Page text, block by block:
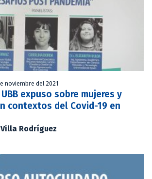
noviembre del 2021
expuso sobre mujeres y
contextos del Covid-19 en
Rodríguez